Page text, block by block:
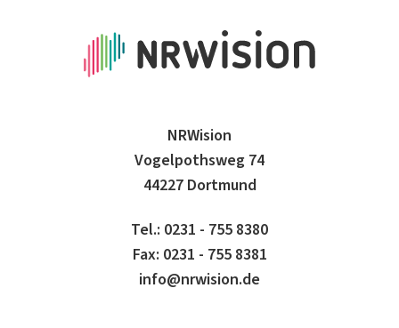
NRWision
Vogelpothsweg 74
44227 Dortmund
Tel.: 0231 - 755 8380
Fax: 0231 - 755 8381
info@nrwision.de